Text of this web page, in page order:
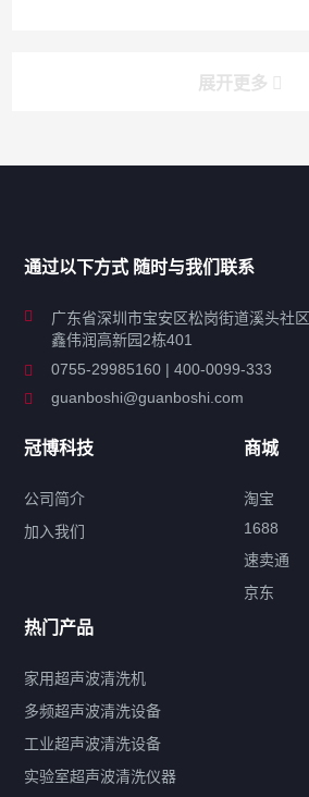
展开更多
工业超声波清洗设备
特种超声波洗净产品
超声波配件
产品标签
鼓泡 升降 抛动
带加热
功率可调
双波脱气
机械旋钮系列
厨具清洗机
超声波振板
通过以下方式 随时与我们联系
广东省深圳市宝安区松岗街道溪头社
鑫伟润高新园2栋401
0755-29985160 | 400-0099-333
guanboshi@guanboshi.com
冠博科技
公司简介
加入我们
商城
淘宝
1688
速卖通
京东
热门产品
家用超声波清洗机
多频超声波清洗设备
工业超声波清洗设备
实验室超声波清洗仪器